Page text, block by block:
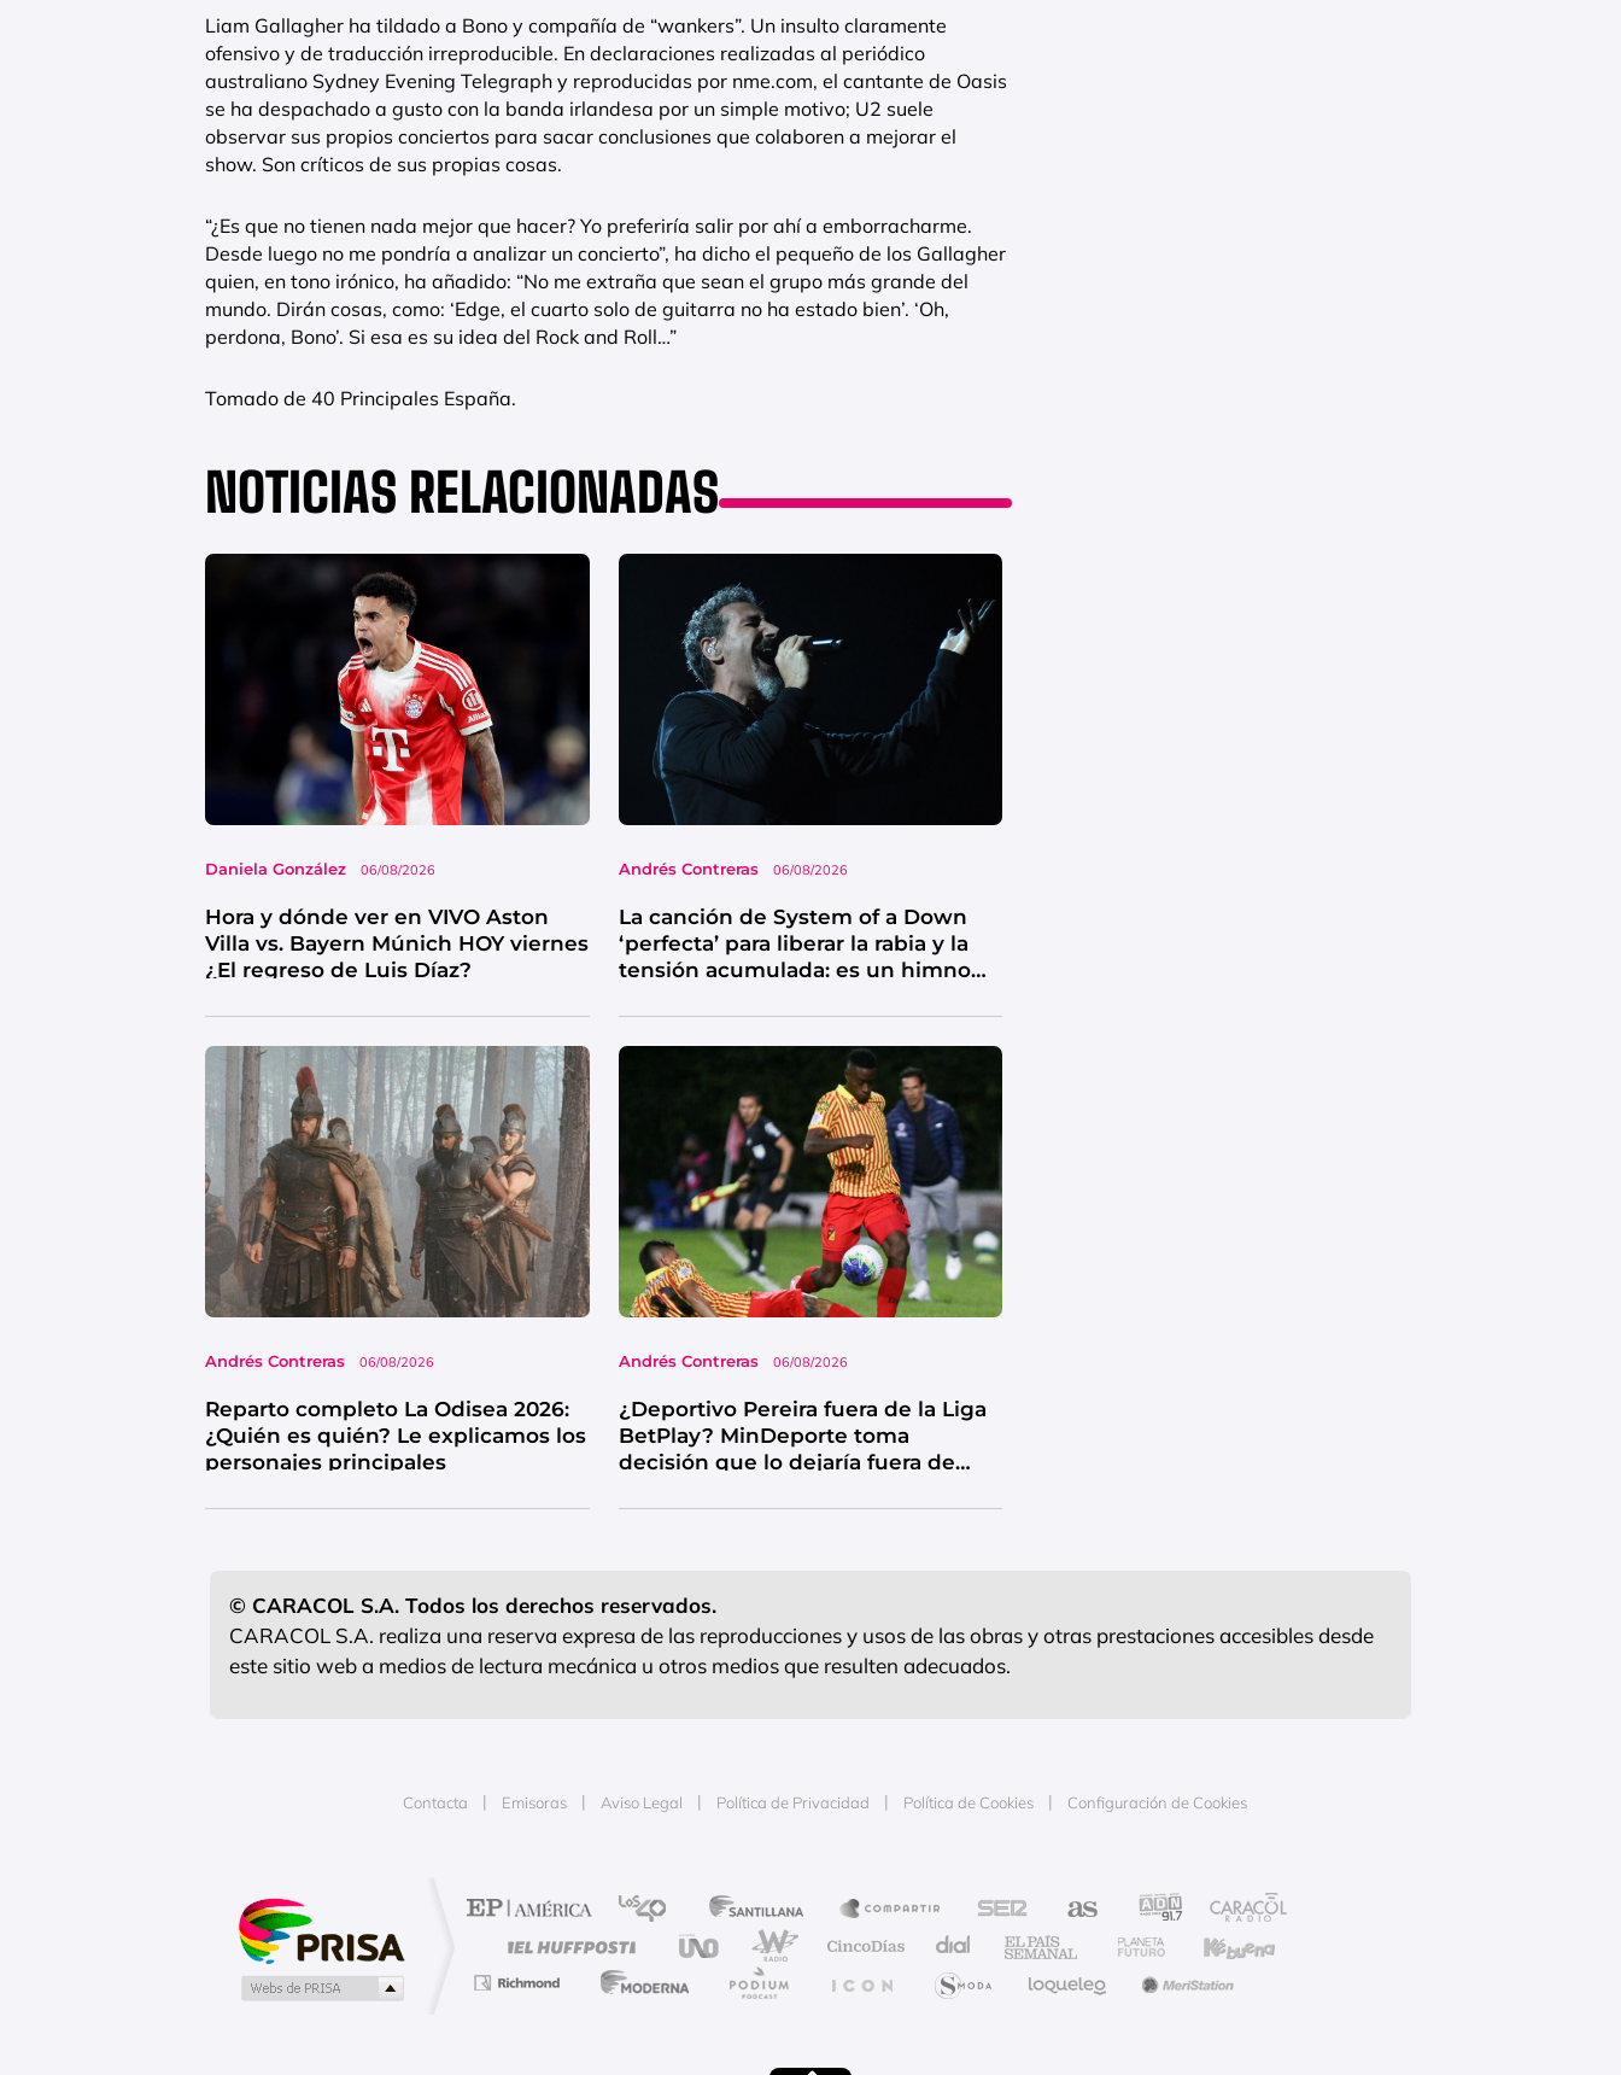
Liam Gallagher ha tildado a Bono y compañía de “wankers”. Un insulto claramente
ofensivo y de traducción irreproducible. En declaraciones realizadas al periódico
australiano Sydney Evening Telegraph y reproducidas por nme.com, el cantante de Oasis
se ha despachado a gusto con la banda irlandesa por un simple motivo; U2 suele
observar sus propios conciertos para sacar conclusiones que colaboren a mejorar el
show. Son críticos de sus propias cosas.
“¿Es que no tienen nada mejor que hacer? Yo preferiría salir por ahí a emborracharme.
Desde luego no me pondría a analizar un concierto”, ha dicho el pequeño de los Gallagher
quien, en tono irónico, ha añadido: “No me extraña que sean el grupo más grande del
mundo. Dirán cosas, como: ‘Edge, el cuarto solo de guitarra no ha estado bien’. ‘Oh,
perdona, Bono’. Si esa es su idea del Rock and Roll…”
Tomado de 40 Principales España.
NOTICIAS RELACIONADAS
Daniela González 06/08/2026
Hora y dónde ver en VIVO Aston
Villa vs. Bayern Múnich HOY viernes
¿El regreso de Luis Díaz?
Andrés Contreras 06/08/2026
La canción de System of a Down
‘perfecta’ para liberar la rabia y la
tensión acumulada: es un himno
Andrés Contreras 06/08/2026
Reparto completo La Odisea 2026:
¿Quién es quién? Le explicamos los
personajes principales
Andrés Contreras 06/08/2026
¿Deportivo Pereira fuera de la Liga
BetPlay? MinDeporte toma
decisión que lo dejaría fuera de
© CARACOL S.A. Todos los derechos reservados.
CARACOL S.A. realiza una reserva expresa de las reproducciones y usos de las obras y otras prestaciones accesibles desde
este sitio web a medios de lectura mecánica u otros medios que resulten adecuados.
Contacta Emisoras Aviso Legal Política de Privacidad Política de Cookies Configuración de Cookies